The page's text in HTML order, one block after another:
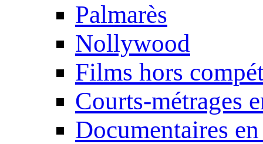
Palmarès
Nollywood
Films hors
Courts-métrages
Documentaires